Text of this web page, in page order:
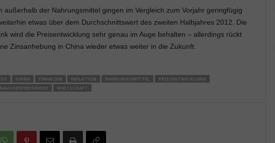
außerhalb der Nahrungsmittel gingen im Vergleich zum Vorjahr geringfügig
etwas über dem Durchschnittswert des zweiten Halbjahres 2012. Die
wird die Preisentwicklung sehr genau im Auge behalten – allerdings rückt
Zinsanhebung in China wieder etwas weiter in die Zukunft.
CHINA FINANZEN INFLATION NAHRUNGSMITTEL
PREISENTWICKLUNG
WIRTSCHAFT